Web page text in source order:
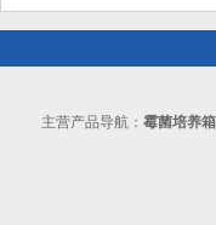
主营产品导航： 霉菌培养